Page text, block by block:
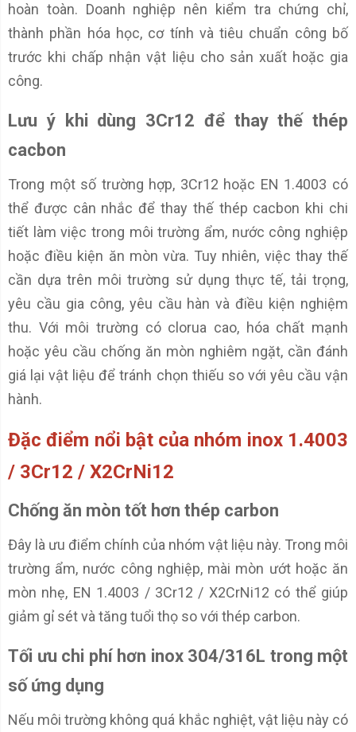
hoàn toàn. Doanh nghiệp nên kiểm tra chứng chỉ,
thành phần hóa học, cơ tính và tiêu chuẩn công bố
trước khi chấp nhận vật liệu cho sản xuất hoặc gia
công.
Lưu ý khi dùng 3Cr12 để thay thế thép
cacbon
Trong một số trường hợp, 3Cr12 hoặc EN 1.4003 có
thể được cân nhắc để thay thế thép cacbon khi chi
tiết làm việc trong môi trường ẩm, nước công nghiệp
hoặc điều kiện ăn mòn vừa. Tuy nhiên, việc thay thế
cần dựa trên môi trường sử dụng thực tế, tải trọng,
yêu cầu gia công, yêu cầu hàn và điều kiện nghiệm
thu. Với môi trường có clorua cao, hóa chất mạnh
hoặc yêu cầu chống ăn mòn nghiêm ngặt, cần đánh
giá lại vật liệu để tránh chọn thiếu so với yêu cầu vận
hành.
Đặc điểm nổi bật của nhóm inox 1.4003
/ 3Cr12 / X2CrNi12
Chống ăn mòn tốt hơn thép carbon
Đây là ưu điểm chính của nhóm vật liệu này. Trong môi
trường ẩm, nước công nghiệp, mài mòn ướt hoặc ăn
mòn nhẹ, EN 1.4003 / 3Cr12 / X2CrNi12 có thể giúp
giảm gỉ sét và tăng tuổi thọ so với thép carbon.
Tối ưu chi phí hơn inox 304/316L trong một
số ứng dụng
Nếu môi trường không quá khắc nghiệt, vật liệu này có